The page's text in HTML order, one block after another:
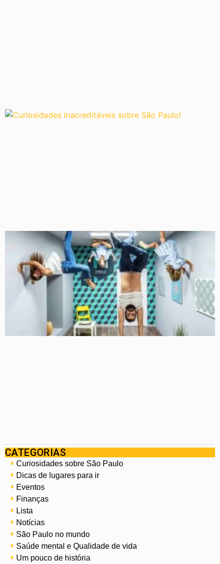
CATEGORIAS
Curiosidades sobre São Paulo
Dicas de lugares para ir
Eventos
Finanças
Lista
Notícias
São Paulo no mundo
Saúde mental e Qualidade de vida
Um pouco de história